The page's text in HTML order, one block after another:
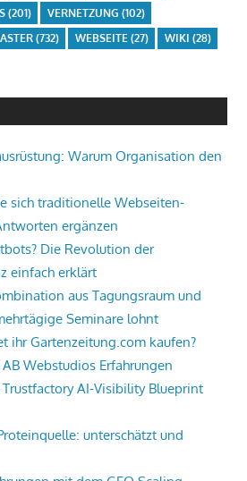
(201) VERNETZUNG (102)
(732) WEBSEITE(27) WIKI (28)
Warum Organisation den
sich traditionelle Webseiten-
ergänzen
Die Revolution der
einfach erklärt
aus Tagungsraum und
Seminare lohnt
ihr Gartenzeitung.com kaufen?
Webstudios Erfahrungen
AI-Visibility Blueprint
unterschätzt und